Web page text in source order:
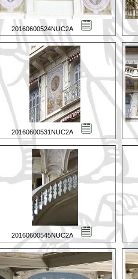
20160600524NUC2A
20160600531NUC2A
20160600545NUC2A